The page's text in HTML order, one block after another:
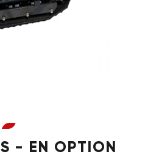
- EN OPTION